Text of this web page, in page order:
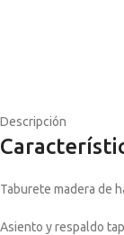
Descripción
Taburete madera de
Asiento y respaldo